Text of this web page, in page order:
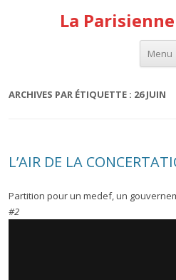
La
Menu
ARCHIVES PAR ÉTIQUETTE : 26 JUIN
L’AIR DE LA
Partition pour un medef, un
#2